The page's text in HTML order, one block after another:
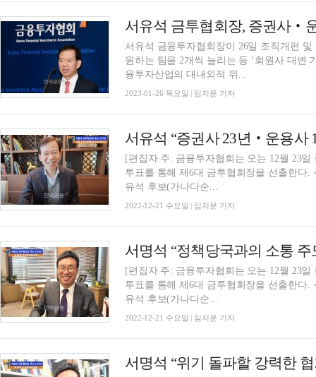
서유석 금융투자협회장이 26일 조직개편
원하는 팀을 2개씩 늘리는 등 ‘회원사 대변
융투자산업의 대내외적 위...
2023-01-26 목요일 | 임지윤 기자
[편집자 주: 금융투자협회는 오는 12월 23
투표를 통해 제6대 금투협회장을 선출한다.
유석 후보(가나다순...
2022-12-21 수요일 | 임지윤 기자
[편집자 주: 금융투자협회는 오는 12월 23
투표를 통해 제6대 금투협회장을 선출한다.
유석 후보(가나다순...
2022-12-21 수요일 | 임지윤 기자